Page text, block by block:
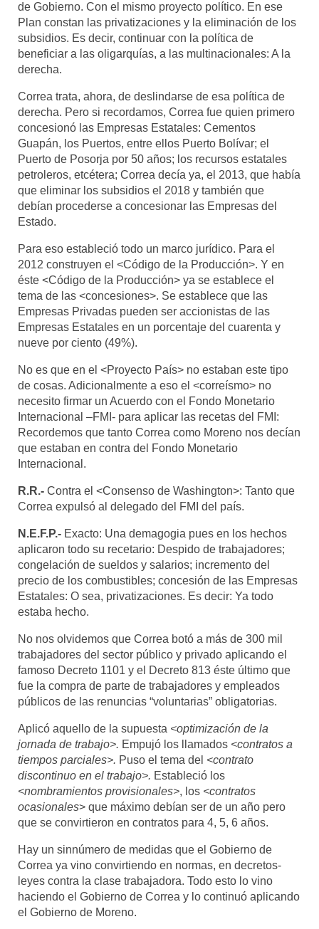
de Gobierno. Con el mismo proyecto político. En ese
Plan constan las privatizaciones y la eliminación de los
subsidios. Es decir, continuar con la política de
beneficiar a las oligarquías, a las multinacionales: A la
derecha.
Correa trata, ahora, de deslindarse de esa política de
derecha. Pero si recordamos, Correa fue quien primero
concesionó las Empresas Estatales: Cementos
Guapán, los Puertos, entre ellos Puerto Bolívar; el
Puerto de Posorja por 50 años; los recursos estatales
petroleros, etcétera; Correa decía ya, el 2013, que había
que eliminar los subsidios el 2018 y también que
debían procederse a concesionar las Empresas del
Estado.
Para eso estableció todo un marco jurídico. Para el
2012 construyen el <Código de la Producción>. Y en
éste <Código de la Producción> ya se establece el
tema de las <concesiones>. Se establece que las
Empresas Privadas pueden ser accionistas de las
Empresas Estatales en un porcentaje del cuarenta y
nueve por ciento (49%).
No es que en el <Proyecto País> no estaban este tipo
de cosas. Adicionalmente a eso el <correísmo> no
necesito firmar un Acuerdo con el Fondo Monetario
Internacional –FMI- para aplicar las recetas del FMI:
Recordemos que tanto Correa como Moreno nos decían
que estaban en contra del Fondo Monetario
Internacional.
R.R.- Contra el <Consenso de Washington>: Tanto que
Correa expulsó al delegado del FMI del país.
N.E.F.P.- Exacto: Una demagogia pues en los hechos
aplicaron todo su recetario: Despido de trabajadores;
congelación de sueldos y salarios; incremento del
precio de los combustibles; concesión de las Empresas
Estatales: O sea, privatizaciones. Es decir: Ya todo
estaba hecho.
No nos olvidemos que Correa botó a más de 300 mil
trabajadores del sector público y privado aplicando el
famoso Decreto 1101 y el Decreto 813 éste último que
fue la compra de parte de trabajadores y empleados
públicos de las renuncias “voluntarias” obligatorias.
Aplicó aquello de la supuesta <optimización de la
jornada de trabajo>. Empujó los llamados <contratos a
tiempos parciales>. Puso el tema del <contrato
discontinuo en el trabajo>. Estableció los
<nombramientos provisionales>, los <contratos
ocasionales> que máximo debían ser de un año pero
que se convirtieron en contratos para 4, 5, 6 años.
Hay un sinnúmero de medidas que el Gobierno de
Correa ya vino convirtiendo en normas, en decretos-
leyes contra la clase trabajadora. Todo esto lo vino
haciendo el Gobierno de Correa y lo continuó aplicando
el Gobierno de Moreno.